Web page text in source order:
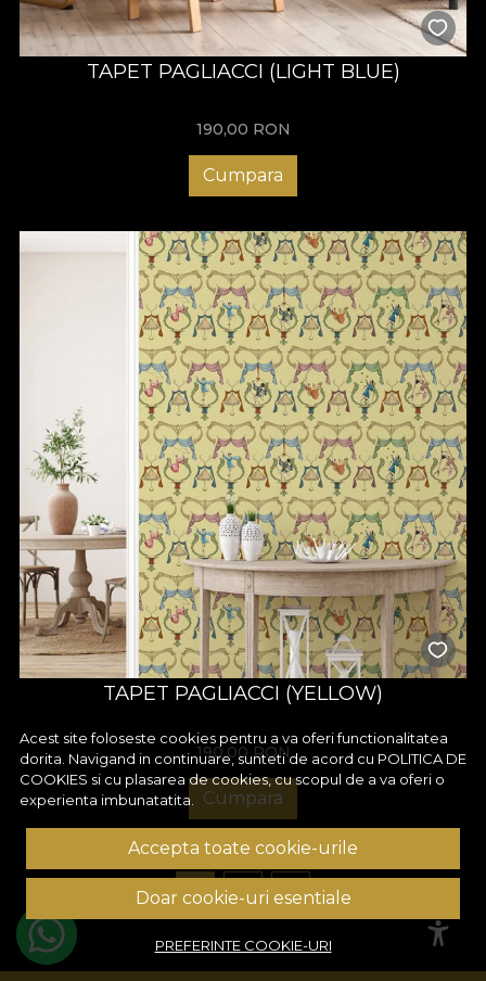
TAPET PAGLIACCI (LIGHT BLUE)
190,00 RON
Cumpara
TAPET PAGLIACCI (YELLOW)
190,00 RON
Cumpara
1 2 3
Acest site foloseste cookies pentru a va oferi functionalitatea
dorita. Navigand in continuare, sunteti de acord cu POLITICA DE
COOKIES si cu plasarea de cookies, cu scopul de a va oferi o
experienta imbunatatita.
Accepta toate cookie-urile
Doar cookie-uri esentiale
PREFERINTE COOKIE-URI